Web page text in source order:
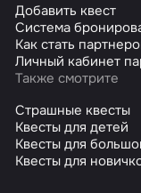
Добавить квест
Система
Как стать
Личный кабинет
Также смотрите
Страшные квесты
Квесты для детей
Квесты для
Квесты для